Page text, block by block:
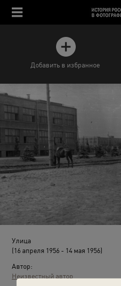
Добавить в избранное
Улица
(16 апреля 1956 - 14 мая 1956)
Автор:
Неизвестный автор